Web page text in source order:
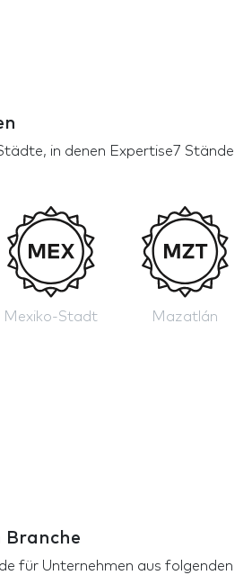
in denen Expertise7 Stände
Mexiko-Stadt Mazatlán
Branche
für Unternehmen aus folgenden